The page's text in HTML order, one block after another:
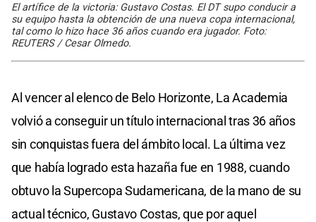
El artífice de la victoria: Gustavo Costas. El DT supo conducir a
su equipo hasta la obtención de una nueva copa internacional,
tal como lo hizo hace 36 años cuando era jugador. Foto:
REUTERS / Cesar Olmedo.
Al vencer al elenco de Belo Horizonte, La Academia
volvió a conseguir un título internacional tras 36 años
sin conquistas fuera del ámbito local. La última vez
que había logrado esta hazaña fue en 1988, cuando
obtuvo la Supercopa Sudamericana, de la mano de su
actual técnico, Gustavo Costas, que por aquel